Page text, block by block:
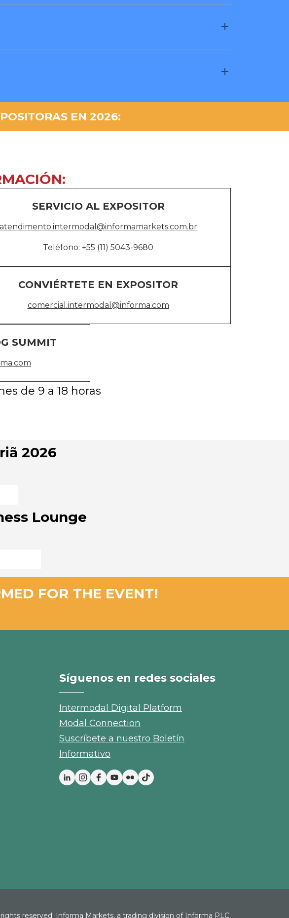
EN 2026:
SERVICIO AL EXPOSITOR
atendimento.intermodal@informamarkets.com.br
Teléfono: +55 (11) 5043-9680
CONVIÉRTETE EN EXPOSITOR
comercial.intermodal@informa.com
SUMMIT
de 9 a 18 horas
2026
Lounge
FOR THE EVENT!
Síguenos en redes sociales
Intermodal Digital Platform
Modal Connection
Suscríbete a nuestro Boletín
Informativo
reserved. Informa Markets, a trading division of Informa PLC.